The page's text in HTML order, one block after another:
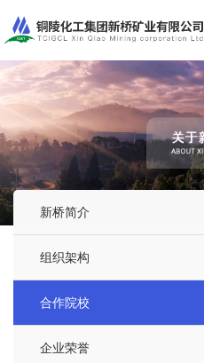
新桥简介
组织架构
合作院校
企业荣誉